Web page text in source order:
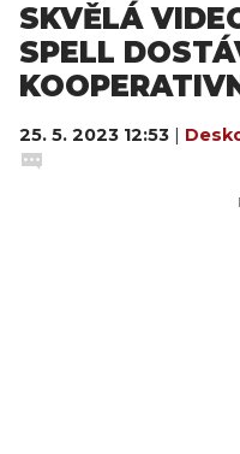
SKVĚLÁ
SPELL
25. 5. 2023 12:53 |